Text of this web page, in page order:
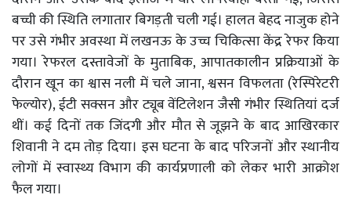
बच्ची की स्थिति लगातार बिगड़ती चली गई। हालत बेहद नाजुक होने
पर उसे गंभीर अवस्था में लखनऊ के उच्च चिकित्सा केंद्र रेफर किया
गया। रेफरल दस्तावेजों के मुताबिक, आपातकालीन प्रक्रियाओं के
दौरान खून का श्वास नली में चले जाना, श्वसन विफलता (रेस्पिरेटरी
फेल्योर), ईटी सक्सन और ट्यूब वेंटिलेशन जैसी गंभीर स्थितियां दर्ज
थीं। कई दिनों तक जिंदगी और मौत से जूझने के बाद आखिरकार
शिवानी ने दम तोड़ दिया। इस घटना के बाद परिजनों और स्थानीय
लोगों में स्वास्थ्य विभाग की कार्यप्रणाली को लेकर भारी आक्रोश
फैल गया।